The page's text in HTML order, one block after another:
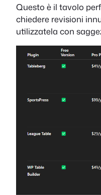
Questo è il tavolo
chiedere revisioni
utilizzatela con